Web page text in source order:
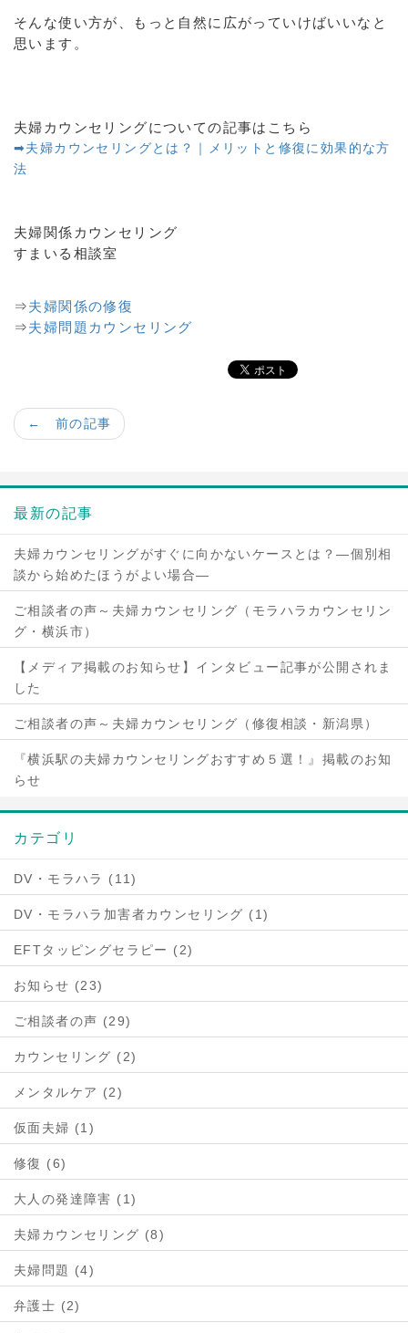
そんな使い方が、もっと自然に広がっていけばいいなと
思います。
夫婦カウンセリングについての記事はこちら
➡夫婦カウンセリングとは？｜メリットと修復に効果的な方
法
夫婦関係カウンセリング
すまいる相談室
⇒夫婦関係の修復
⇒夫婦問題カウンセリング
← 前の記事
最新の記事
夫婦カウンセリングがすぐに向かないケースとは？―個別相
談から始めたほうがよい場合―
ご相談者の声～夫婦カウンセリング（モラハラカウンセリン
グ・横浜市）
【メディア掲載のお知らせ】インタビュー記事が公開されま
した
ご相談者の声～夫婦カウンセリング（修復相談・新潟県）
『横浜駅の夫婦カウンセリングおすすめ５選！』掲載のお知
らせ
カテゴリ
DV・モラハラ (11)
DV・モラハラ加害者カウンセリング (1)
EFTタッピングセラピー (2)
お知らせ (23)
ご相談者の声 (29)
カウンセリング (2)
メンタルケア (2)
仮面夫婦 (1)
修復 (6)
大人の発達障害 (1)
夫婦カウンセリング (8)
夫婦問題 (4)
弁護士 (2)